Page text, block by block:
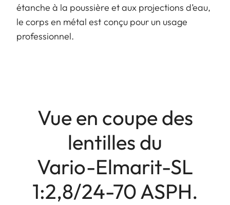
étanche à la poussière et aux projections d’eau,
le corps en métal est conçu pour un usage
professionnel.
Vue en coupe des
lentilles du
Vario-Elmarit-SL
1:2,8/24-70 ASPH.